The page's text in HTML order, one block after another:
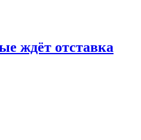
ждёт отставка